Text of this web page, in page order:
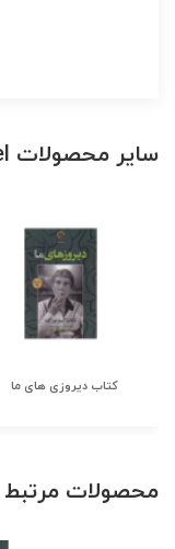
سایر محصولات pazzel
کتاب دیروزی های ما
محصولات مرتبط